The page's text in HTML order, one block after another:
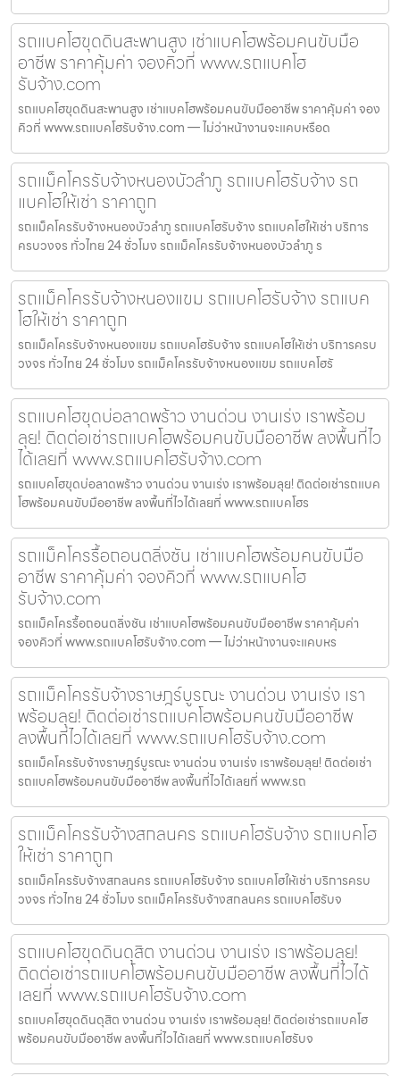
รถแบคโฮขุดดินสะพานสูง เช่าแบคโฮพร้อมคนขับมือ
อาชีพ ราคาคุ้มค่า จองคิวที่ www.รถแบคโฮ
รับจ้าง.com
รถแบคโฮขุดดินสะพานสูง เช่าแบคโฮพร้อมคนขับมืออาชีพ ราคาคุ้มค่า จอง
คิวที่ www.รถแบคโฮรับจ้าง.com — ไม่ว่าหน้างานจะแคบหรือด
รถแม็คโครรับจ้างหนองบัวลำภู รถแบคโฮรับจ้าง รถ
แบคโฮให้เช่า ราคาถูก
รถแม็คโครรับจ้างหนองบัวลำภู รถแบคโฮรับจ้าง รถแบคโฮให้เช่า บริการ
ครบวงจร ทั่วไทย 24 ชั่วโมง รถแม็คโครรับจ้างหนองบัวลำภู ร
รถแม็คโครรับจ้างหนองแขม รถแบคโฮรับจ้าง รถแบค
โฮให้เช่า ราคาถูก
รถแม็คโครรับจ้างหนองแขม รถแบคโฮรับจ้าง รถแบคโฮให้เช่า บริการครบ
วงจร ทั่วไทย 24 ชั่วโมง รถแม็คโครรับจ้างหนองแขม รถแบคโฮรั
รถแบคโฮขุดบ่อลาดพร้าว งานด่วน งานเร่ง เราพร้อม
ลุย! ติดต่อเช่ารถแบคโฮพร้อมคนขับมืออาชีพ ลงพื้นที่ไว
ได้เลยที่ www.รถแบคโฮรับจ้าง.com
รถแบคโฮขุดบ่อลาดพร้าว งานด่วน งานเร่ง เราพร้อมลุย! ติดต่อเช่ารถแบค
โฮพร้อมคนขับมืออาชีพ ลงพื้นที่ไวได้เลยที่ www.รถแบคโฮร
รถแม็คโครรื้อถอนตลิ่งชัน เช่าแบคโฮพร้อมคนขับมือ
อาชีพ ราคาคุ้มค่า จองคิวที่ www.รถแบคโฮ
รับจ้าง.com
รถแม็คโครรื้อถอนตลิ่งชัน เช่าแบคโฮพร้อมคนขับมืออาชีพ ราคาคุ้มค่า
จองคิวที่ www.รถแบคโฮรับจ้าง.com — ไม่ว่าหน้างานจะแคบหร
รถแม็คโครรับจ้างราษฎร์บูรณะ งานด่วน งานเร่ง เรา
พร้อมลุย! ติดต่อเช่ารถแบคโฮพร้อมคนขับมืออาชีพ
ลงพื้นที่ไวได้เลยที่ www.รถแบคโฮรับจ้าง.com
รถแม็คโครรับจ้างราษฎร์บูรณะ งานด่วน งานเร่ง เราพร้อมลุย! ติดต่อเช่า
รถแบคโฮพร้อมคนขับมืออาชีพ ลงพื้นที่ไวได้เลยที่ www.รถ
รถแม็คโครรับจ้างสกลนคร รถแบคโฮรับจ้าง รถแบคโฮ
ให้เช่า ราคาถูก
รถแม็คโครรับจ้างสกลนคร รถแบคโฮรับจ้าง รถแบคโฮให้เช่า บริการครบ
วงจร ทั่วไทย 24 ชั่วโมง รถแม็คโครรับจ้างสกลนคร รถแบคโฮรับจ
รถแบคโฮขุดดินดุสิต งานด่วน งานเร่ง เราพร้อมลุย!
ติดต่อเช่ารถแบคโฮพร้อมคนขับมืออาชีพ ลงพื้นที่ไวได้
เลยที่ www.รถแบคโฮรับจ้าง.com
รถแบคโฮขุดดินดุสิต งานด่วน งานเร่ง เราพร้อมลุย! ติดต่อเช่ารถแบคโฮ
พร้อมคนขับมืออาชีพ ลงพื้นที่ไวได้เลยที่ www.รถแบคโฮรับจ